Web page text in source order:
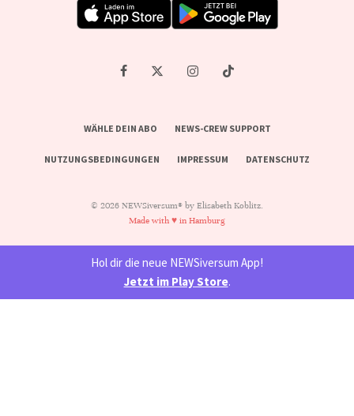
WÄHLE DEIN ABO NEWS-CREW SUPPORT
NUTZUNGSBEDINGUNGEN IMPRESSUM DATENSCHUTZ
© 2026 NEWSiversum® by Elisabeth Koblitz.
Made with ♥ in Hamburg
Hol dir die neue NEWSiversum App!
Jetzt im Play Store.